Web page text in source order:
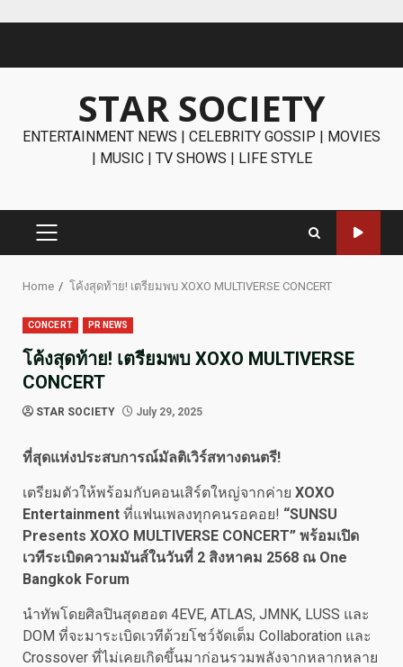
STAR SOCIETY
ENTERTAINMENT NEWS | CELEBRITY GOSSIP | MOVIES
| MUSIC | TV SHOWS | LIFE STYLE
PRIMARY
Home โค้งสุดท้าย! เตรียมพบ XOXO MULTIVERSE CONCERT
CONCERT PR NEWS
โค้งสุดท้าย! เตรียมพบ XOXO MULTIVERSE
CONCERT
STAR SOCIETY July 29, 2025
ที่สุดแห่งประสบการณ์มัลติเวิร์สทางดนตรี!
เตรียมตัวให้พร้อมกับคอนเสิร์ตใหญ่จากค่าย XOXO
Entertainment ที่แฟนเพลงทุกคนรอคอย! “SUNSU
Presents XOXO MULTIVERSE CONCERT” พร้อมเปิด
เวทีระเบิดความมันส์ในวันที่ 2 สิงหาคม 2568 ณ One
Bangkok Forum
นำทัพโดยศิลปินสุดฮอต 4EVE, ATLAS, JMNK, LUSS และ
DOM ที่จะมาระเบิดเวทีด้วยโชว์จัดเต็ม Collaboration และ
Crossover ที่ไม่เคยเกิดขึ้นมาก่อนรวมพลังจากหลากหลาย